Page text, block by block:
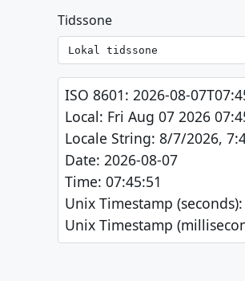
Tidssone
ISO 8601: 2026-08-
Local: Fri Aug 07 2026
Locale String: 8/7/2026,
Date: 2026-08-07
Time: 07:45:51
Unix Timestamp
Unix Timestamp